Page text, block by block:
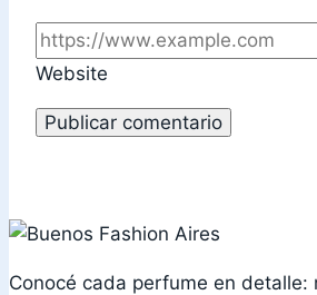
Website
Conocé cada perfume en detalle: